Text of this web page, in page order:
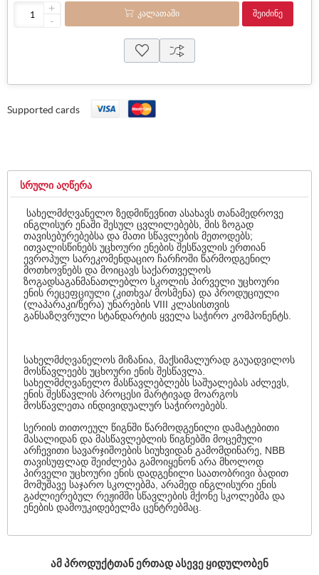
+
-
ᲙᲐᲚᲐᲗᲐᲨᲘ ᲨᲔᲘᲫᲘᲜᲔ
Supported cards
ᲡᲠᲣᲚᲘ ᲐᲦᲬᲔᲠᲐ
სახელმძღვანელო ზედმიწევნით ასახავს თანამედროვე
ინგლისურ ენაში შესულ ცვლილებებს, მის ზოგად
თავისებურებებსა და მათი სწავლების მეთოდებს;
ითვალისწინებს უცხოური ენების შესწავლის ერთიან
ევროპულ სარეკომენდაციო ჩარჩოში წარმოდგენილ
მოთხოვნებს და მოიცავს საქართველოს
ზოგადსაგანმანათლებლო სკოლის პირველი უცხოური
ენის რეცეფციული (კითხვა/ მოსმენა) და პროდუციული
(ლაპარაკი/წერა) უნარების VIII კლასისთვის
განსაზღვრული სტანდარტის ყველა საჭირო კომპონენტს.
სახელმძღვანელოს მიზანია, მაქსიმალურად გაუადვილოს
მოსწავლეებს უცხოური ენის შესწავლა.
სახელმძღვანელო მასწავლებლებს საშუალებას აძლევს,
ენის შესწავლის პროცესი მარტივად მოარგოს
მოსწავლეთა ინდივიდუალურ საჭიროებებს.
სერიის თითოეულ წიგნში წარმოდგენილი დამატებითი
მასალიდან და მასწავლებლის წიგნებში მოცემული
არჩევითი სავარჯიშოების სიუხვიდან გამომდინარე, NBB
თავისუფლად შეიძლება გამოიყენონ არა მხოლოდ
პირველი უცხოური ენის დადგენილი საათობრივი ბადით
მომუშავე საჯარო სკოლებმა, არამედ ინგლისური ენის
გაძლიერებულ რეჟიმში სწავლების მქონე სკოლებმა და
ენების დამოუკიდებელმა ცენტრებმაც.
ᲐᲛ ᲞᲠᲝᲓᲣᲥᲢᲗᲐᲜ ᲔᲠᲗᲐᲓ ᲐᲡᲔᲕᲔ ᲧᲘᲓᲣᲚᲝᲑᲔᲜ